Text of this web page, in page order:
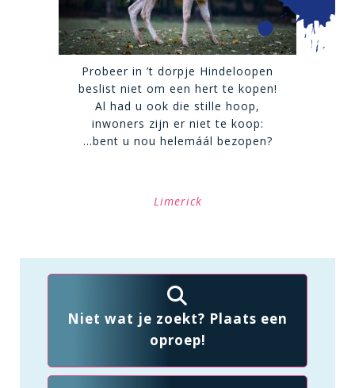
Probeer in ’t dorpje Hindeloopen
beslist niet om een hert te kopen!
Al had u ook die stille hoop,
inwoners zijn er niet te koop:
…bent u nou helemáál bezopen?
Limerick
Niet wat je zoekt? Plaats een
oproep!